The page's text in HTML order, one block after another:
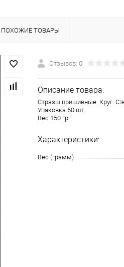
ПОХОЖИЕ ТОВАРЫ
Отзывов: 0
Описание товара:
Стразы пришивные. Круг.
Упаковка 50 шт.
Вес 150 гр.
Характеристики:
Вес (грамм)